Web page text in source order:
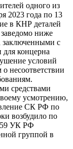
одного из
2023 года по 13
в КНР деталей
ниже
заключенными с
концерна
условий
несоответствии
средствами
усмотрению,
СК РФ по
возбудило по
УК РФ
группой в